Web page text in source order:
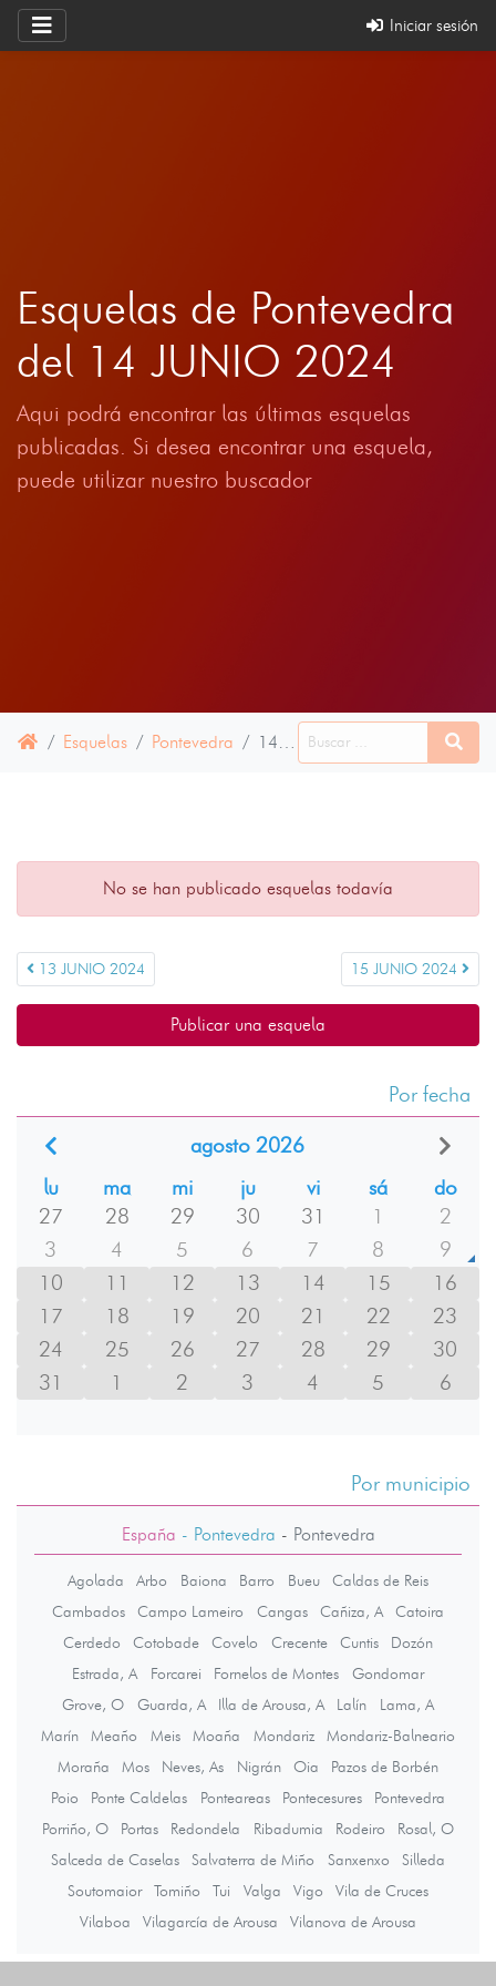
Iniciar sesión
Esquelas de Pontevedra
del 14 JUNIO 2024
Aqui podrá encontrar las últimas esquelas
publicadas. Si desea encontrar una esquela,
puede utilizar nuestro buscador
Esquelas Pontevedra 14 JUNIO 2024
No se han publicado esquelas todavía
13 JUNIO 2024 15 JUNIO 2024
Publicar una esquela
Por fecha
agosto 2026
lu
ma mi ju vi sá
do
27
28 29 30 31 1
2
3
4 5 6 7 8
9
10
11 12 13 14 15
16
17
18 19 20 21 22
23
24
25 26 27 28 29
30
31
1 2 3 4 5 6
Por municipio
España - Pontevedra - Pontevedra
Agolada Arbo Baiona Barro Bueu
Caldas de Reis
Cambados
Campo Lameiro Cangas Cañiza, A
Catoira
Cerdedo
Cotobade Covelo Crecente Cuntis
Dozón
Estrada, A
Forcarei Fornelos de Montes
Gondomar
Grove, O
Guarda, A Illa de Arousa, A Lalín
Lama, A
Marín
Meaño Meis Moaña Mondariz
Mondariz-Balneario
Moraña
Mos Neves, As Nigrán Oia
Pazos de Borbén
Poio
Ponte Caldelas Ponteareas Pontecesures
Pontevedra
Porriño, O
Portas Redondela Ribadumia Rodeiro
Rosal, O
Salceda de Caselas
Salvaterra de Miño Sanxenxo
Silleda
Soutomaior
Tomiño Tui Valga Vigo
Vila de Cruces
Vilaboa
Vilagarcía de Arousa Vilanova de Arousa